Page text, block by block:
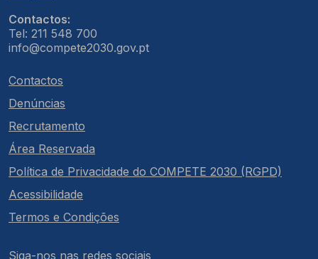
Contactos:
Tel: 211 548 700
info@compete2030.gov.pt
Contactos
Denúncias
Recrutamento
Área Reservada
Política de Privacidade do COMPETE 2030 (RGPD)
Acessibilidade
Termos e Condições
Siga-nos nas redes sociais